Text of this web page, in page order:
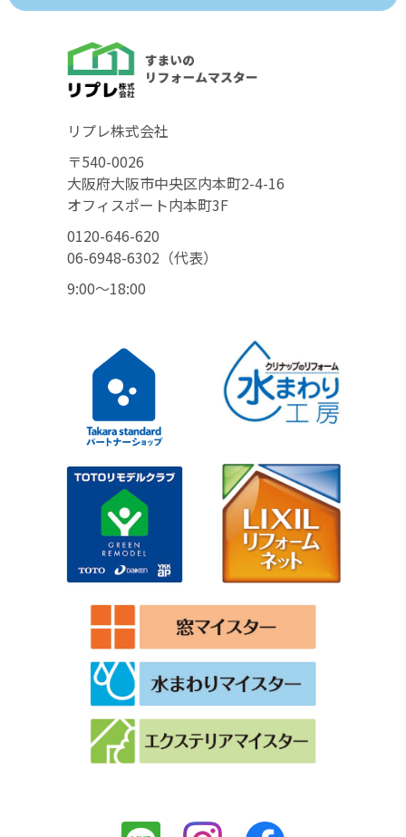
リプレ株式会社
〒540-0026
大阪府大阪市中央区内本町2-4-16
オフィスポート内本町3F
0120-646-620
06-6948-6302（代表）
9:00〜18:00